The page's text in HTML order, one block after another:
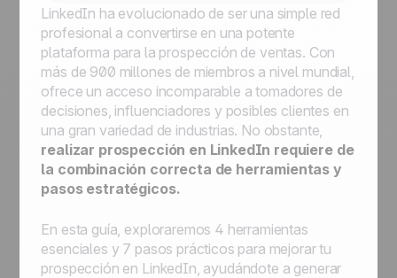
LinkedIn ha evolucionado de ser una simple red
profesional a convertirse en una potente
plataforma para la prospección de ventas. Con
más de 900 millones de miembros a nivel mundial,
ofrece un acceso incomparable a tomadores de
decisiones, influenciadores y posibles clientes en
una gran variedad de industrias. No obstante,
realizar prospección en LinkedIn requiere de
la combinación correcta de herramientas y
pasos estratégicos.
En esta guía, exploraremos 4 herramientas
esenciales y 7 pasos prácticos para mejorar tu
prospección en LinkedIn, ayudándote a generar